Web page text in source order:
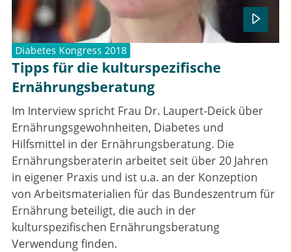
Diabetes Kongress 2018
Tipps für die kulturspezifische
Ernährungsberatung
Im Interview spricht Frau Dr. Laupert-Deick über
Ernährungsgewohnheiten, Diabetes und
Hilfsmittel in der Ernährungsberatung. Die
Ernährungsberaterin arbeitet seit über 20 Jahren
in eigener Praxis und ist u.a. an der Konzeption
von Arbeitsmaterialien für das Bundeszentrum für
Ernährung beteiligt, die auch in der
kulturspezifischen Ernährungsberatung
Verwendung finden.